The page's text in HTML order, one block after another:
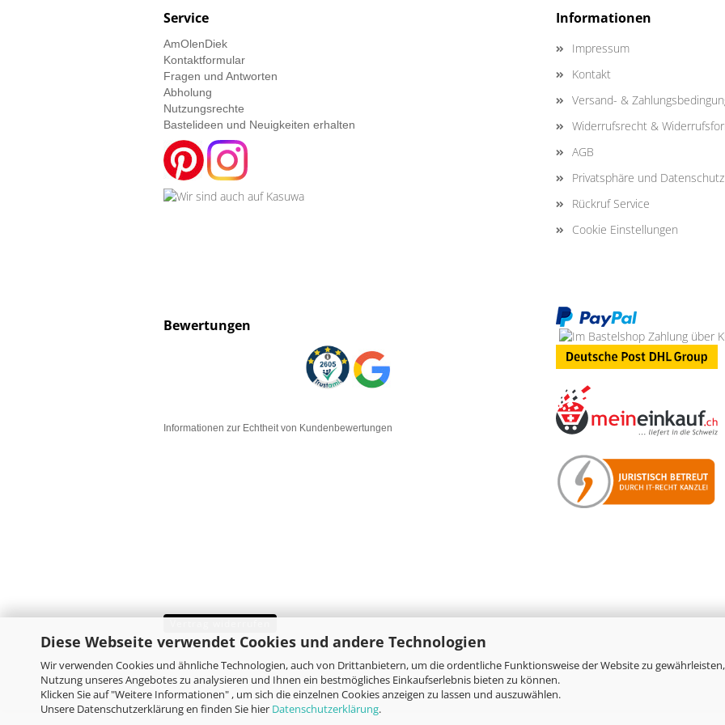
Diese Webseite verwendet Cookies und andere Technologien
Wir verwenden Cookies und ähnliche Technologien, auch von Drittanbietern, um die ordentliche Funktionsweise der Website zu
Nutzung unseres Angebotes zu analysieren und Ihnen ein bestmögliches Einkaufserlebnis bieten zu können.
Klicken Sie auf "Weitere Informationen" , um sich die einzelnen Cookies anzeigen zu lassen und auszuwählen.
Unsere Datenschutzerklärung en finden Sie hier Datenschutzerklärung.
Service
AmOlenDiek
Kontaktformular
Fragen und Antworten
Abholung
Nutzungsrechte
Bastelideen und Neuigkeiten erhalten
Informationen
Impressum
Kontakt
Versand- &
Widerrufsrecht &
AGB
Privatsphäre und Datenschutz
Rückruf Service
Cookie Einstellungen
Bewertungen
Informationen zur Echtheit von Kundenbewertungen
Online-Shopby Gambio.de © 2026